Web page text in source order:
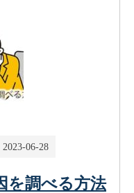
2023-06-28
を調べる方法